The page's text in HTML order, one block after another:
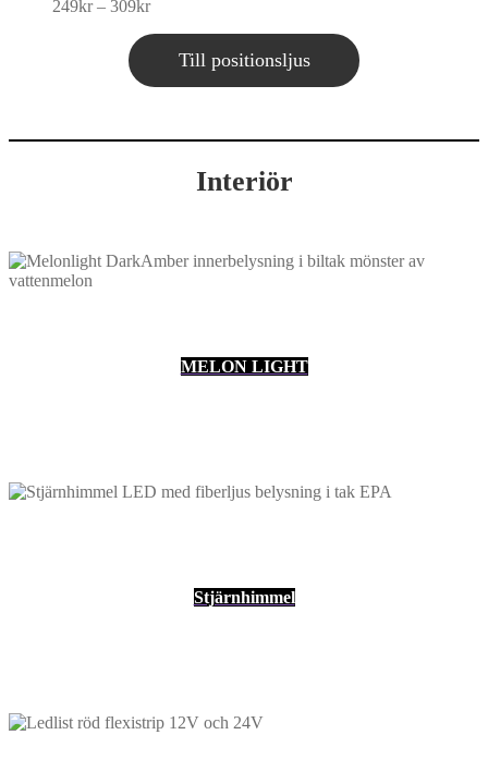
249kr – 309krPrice
through
309kr
Till positionsljus
Interiör
MELON LIGHT
Stjärnhimmel